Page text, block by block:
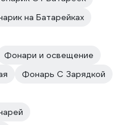
на Батарейках
Фонари и освещение
Фонарь С Зарядкой